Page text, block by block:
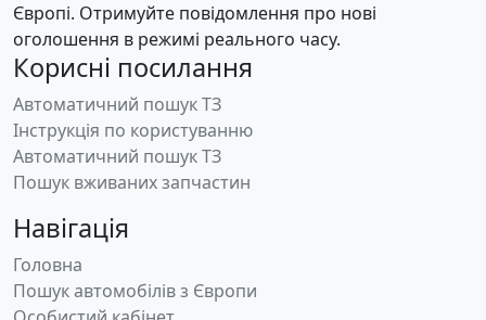
Європі. Отримуйте повідомлення про нові
оголошення в режимі реального часу.
Корисні посилання
Автоматичний пошук ТЗ
Інструкція по користуванню
Автоматичний пошук ТЗ
Пошук вживаних запчастин
Навігація
Головна
Пошук автомобілів з Європи